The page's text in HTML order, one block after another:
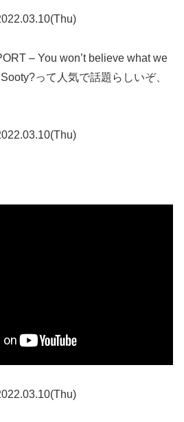
– You won’t believe what we
って人気で話題らしいぞ、